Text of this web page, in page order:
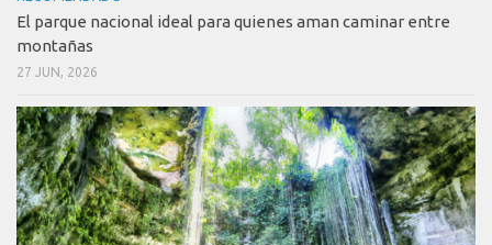
El parque nacional ideal para quienes aman caminar entre
montañas
27 JUN, 2026